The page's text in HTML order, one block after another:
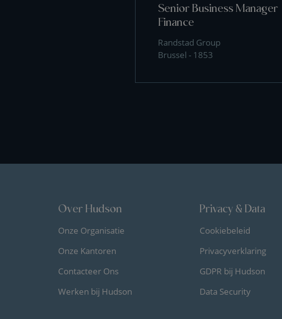
Senior Business Manager
Finance
Randstad Group
Brussel - 1853
Over Hudson
Onze Organisatie
Onze Kantoren
Contacteer Ons
Werken bij Hudson
Privacy & Data
Cookiebeleid
Privacyverklaring
GDPR bij Hudson
Data Security